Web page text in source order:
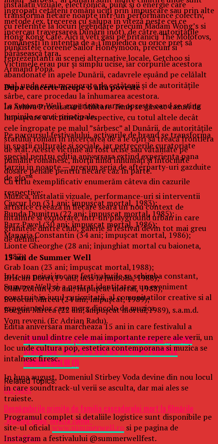
îngropați cetățeni români uciți prin împușcare sau prin alte
metode (ex. trecerea cu șalupa în viteză peste cei ce
încercau traversarea Dunării înot), de către autoritățile
românești în intenția de a-i împiedica cu orice preț să
părăsească țara.
Victimele erau pur și simplu ucise, iar corpurile acestora
abandonate în apele Dunării, cadavrele eșuând pe celălalt
mal, unde erau recuperate de cetățenii și de autoritățile
sârbe, care procedau la înhumarea acestora.
În Arhiva Procuraturii Militare Timiș se găsesc cazuri de
împușcare a victimelor respective, cu totul altele decât
cele îngropate pe malul ”sârbesc” al Dunării, de autoritățile
statului român în încercarea de a le opri să treacă frontiera
de stat. Aceste victime au fost ucise sau vătămate pe
pământ românesc, morții fiind înhumați și întocmite
dosare penale pentru fiecare caz în parte.
Cu titlu exemplificativ enumerăm câteva din cazurile
respective:
Ciucur Ion (31 ani; împușcat mortal, 1983);
Bunda Dumitru (22 ani; împușcat mortal, 1985);
Barz Pavel (30 ani; împușcat mortal, 1986);
Manaria Constantin (34 ani; împușcat mortal, 1986);
Lionte Gheorghe (28 ani; înjunghiat mortal cu baioneta,
1987);
Grab Ioan (23 ani; împușcat mortal,1988);
Briscan Doru (19 ani; ucis la Jimbolia, 1988);
Olah Zoltan (30 ani; împușcat mortal, 1988);
Botocan Mircea (24 ani; împușcat, 1989);
Bozgan Mircea (22 ani; împușcat mortal,1989), s.a.m.d.
Vom reveni. (Ec Adrian Radu).
EXCLUSIV/Când și cine va ancheta această ,,simplă
statistică” de 2.500.000 de victime?/CRIMELE
COMUNISMULUI (I)
Related Topics:
Up Next
Despăgubirile primite de familia cascadorului mort la filmările
„Walking Dead: Invazia zombi”
Don't Miss
instalatii vizuale, electronica, punk si o energie care
transforma fiecare noapte intr-un performance colectiv,
cu referinte la locuri legendare precum Madam Wong’s si
Hong Kong Cafe. Aici ii veti gasi pe britanicii The Molotovs,
punkistele coreene Sailor Honeymoon, precum si
reprezentanti ai scenei alternative locale, Getchoo si
Armand Popa.
Dupa concerte incepe o alta poveste
La Summer Well, experienta nu se opreste cand se sting
luminile scenei principale.
Pe parcursul festivalului, activarile de brand se transforma
in spatii culturale si sociale, iar petrecerile curatoriate
special pentru editia aniversara extind experienta pana
tarziu in noapte — precum seria de afterparty-uri gazduite
de glo™.
Muzica, instalatii vizuale, performance-uri si interventii
artistice creeaza in fiecare seara un nou context de
intalnire si explorare, intr-un playground urban in care
granitele dintre club, galerie si festival devin tot mai greu
de definit.
15 ani de Summer Well
Intr-un peisaj in care festivalurile se schimba constant,
Summer Well si-a pastrat identitatea: un eveniment
construit in jurul curiozitatii, al comunitatilor creative si al
experientelor care merg dincolo de muzica.
Editia aniversara marcheaza 15 ani in care festivalul a
devenit unul dintre cele mai importante repere ale verii, un
loc unde cultura pop, estetica contemporana si muzica se
intalnesc firesc.
In luna august, Domeniul Stirbey Voda devine din nou locul
in care soundtrack-ul verii se asculta, dar mai ales se
traieste.
Programul complet si detaliile logistice sunt disponibile pe
site-ul oficialwww.summerwell.ro si pe pagina de
Instagram a festivalului @summerwellfest.